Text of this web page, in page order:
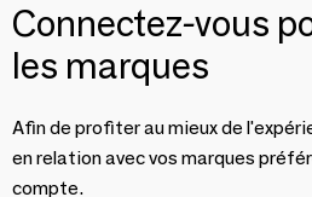
Connectez-vous
les marques
Afin de profiter au mieux de
en relation avec vos marques
compte.